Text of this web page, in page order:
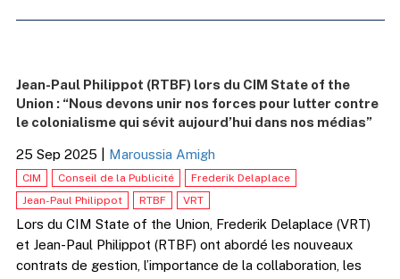
Jean-Paul Philippot (RTBF) lors du CIM State of the
Union : “Nous devons unir nos forces pour lutter contre
le colonialisme qui sévit aujourd’hui dans nos médias”
25 Sep 2025 Maroussia Amigh
CIM Conseil de la Publicité
Frederik Delaplace
Jean-Paul Philippot
RTBF VRT
Lors du CIM State of the Union, Frederik Delaplace (VRT)
et Jean-Paul Philippot (RTBF) ont abordé les nouveaux
contrats de gestion, l’importance de la collaboration, les